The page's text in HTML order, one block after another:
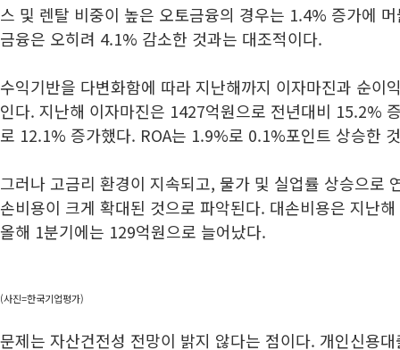
스 및 렌탈 비중이 높은 오토금융의 경우는 1.4% 증가에
금융은 오히려 4.1% 감소한 것과는 대조적이다.
수익기반을 다변화함에 따라 지난해까지 이자마진과 순이
인다. 지난해 이자마진은 1427억원으로 전년대비 15.2%
로 12.1% 증가했다. ROA는 1.9%로 0.1%포인트 상승한
그러나 고금리 환경이 지속되고, 물가 및 실업률 상승으로
손비용이 크게 확대된 것으로 파악된다. 대손비용은 지난
올해 1분기에는 129억원으로 늘어났다.
(사진=한국기업평가)
문제는 자산건전성 전망이 밝지 않다는 점이다. 개인신용